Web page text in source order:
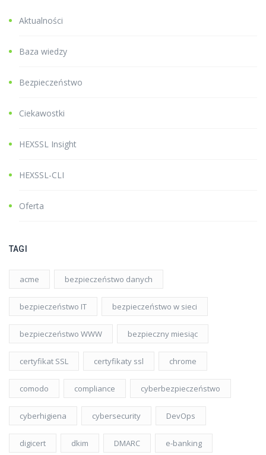
Aktualności
Baza wiedzy
Bezpieczeństwo
Ciekawostki
HEXSSL Insight
HEXSSL-CLI
Oferta
TAGI
acme bezpieczeństwo danych
bezpieczeństwo IT bezpieczeństwo w sieci
bezpieczeństwo WWW bezpieczny miesiąc
certyfikat SSL certyfikaty ssl chrome
comodo compliance cyberbezpieczeństwo
cyberhigiena cybersecurity DevOps
digicert dkim DMARC e-banking